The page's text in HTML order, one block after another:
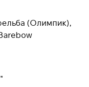
(Олимпик),